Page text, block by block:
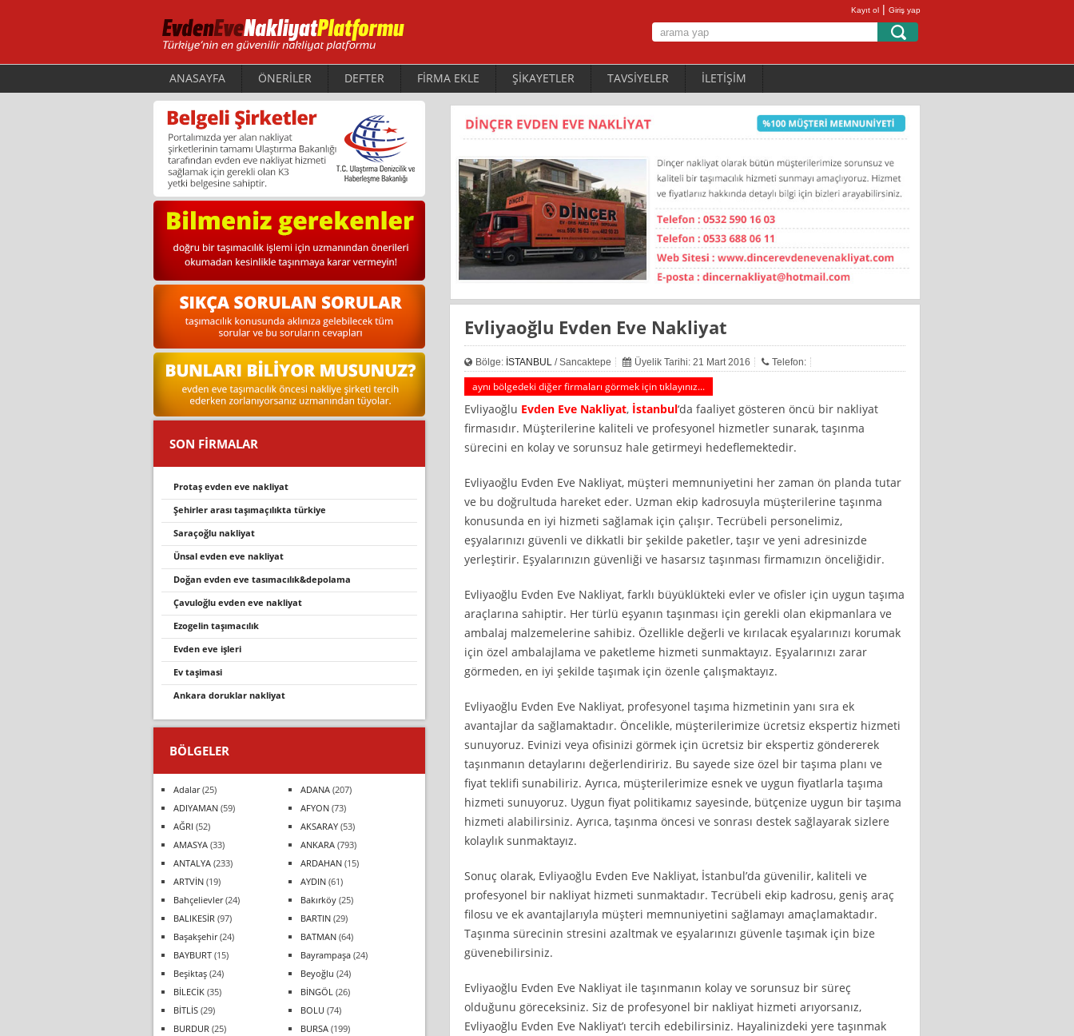
Kayıt ol | Giriş yap
ANASAYFA ÖNERİLER DEFTER FİRMA EKLE ŞİKAYETLER TAVSİYELER İLETİŞİM
Evliyaoğlu Evden Eve Nakliyat
Bölge: İSTANBUL/ Sancaktepe Üyelik Tarihi: 21 Mart 2016 Telefon:
aynı bölgedeki diğer firmaları görmek için tıklayınız...
Evliyaoğlu Evden Eve Nakliyat, İstanbul‘da faaliyet gösteren öncü bir nakliyat
firmasıdır. Müşterilerine kaliteli ve profesyonel hizmetler sunarak, taşınma
sürecini en kolay ve sorunsuz hale getirmeyi hedeflemektedir.
Evliyaoğlu Evden Eve Nakliyat, müşteri memnuniyetini her zaman ön planda tutar
ve bu doğrultuda hareket eder. Uzman ekip kadrosuyla müşterilerine taşınma
konusunda en iyi hizmeti sağlamak için çalışır. Tecrübeli personelimiz,
eşyalarınızı güvenli ve dikkatli bir şekilde paketler, taşır ve yeni adresinizde
yerleştirir. Eşyalarınızın güvenliği ve hasarsız taşınması firmamızın önceliğidir.
Evliyaoğlu Evden Eve Nakliyat, farklı büyüklükteki evler ve ofisler için uygun taşıma
araçlarına sahiptir. Her türlü eşyanın taşınması için gerekli olan ekipmanlara ve
ambalaj malzemelerine sahibiz. Özellikle değerli ve kırılacak eşyalarınızı korumak
için özel ambalajlama ve paketleme hizmeti sunmaktayız. Eşyalarınızı zarar
görmeden, en iyi şekilde taşımak için özenle çalışmaktayız.
Evliyaoğlu Evden Eve Nakliyat, profesyonel taşıma hizmetinin yanı sıra ek
avantajlar da sağlamaktadır. Öncelikle, müşterilerimize ücretsiz ekspertiz hizmeti
sunuyoruz. Evinizi veya ofisinizi görmek için ücretsiz bir ekspertiz göndererek
taşınmanın detaylarını değerlendiririz. Bu sayede size özel bir taşıma planı ve
fiyat teklifi sunabiliriz. Ayrıca, müşterilerimize esnek ve uygun fiyatlarla taşıma
hizmeti sunuyoruz. Uygun fiyat politikamız sayesinde, bütçenize uygun bir taşıma
hizmeti alabilirsiniz. Ayrıca, taşınma öncesi ve sonrası destek sağlayarak sizlere
kolaylık sunmaktayız.
Sonuç olarak, Evliyaoğlu Evden Eve Nakliyat, İstanbul’da güvenilir, kaliteli ve
profesyonel bir nakliyat hizmeti sunmaktadır. Tecrübeli ekip kadrosu, geniş araç
filosu ve ek avantajlarıyla müşteri memnuniyetini sağlamayı amaçlamaktadır.
Taşınma sürecinin stresini azaltmak ve eşyalarınızı güvenle taşımak için bize
güvenebilirsiniz.
Evliyaoğlu Evden Eve Nakliyat ile taşınmanın kolay ve sorunsuz bir süreç
olduğunu göreceksiniz. Siz de profesyonel bir nakliyat hizmeti arıyorsanız,
Evliyaoğlu Evden Eve Nakliyat’ı tercih edebilirsiniz. Hayalinizdeki yere taşınmak
SON FİRMALAR
protaş evden eve nakliyat
şehi̇rler arasi taşimaçilikta türki̇ye
saraçoğlu nakliyat
ünsal evden eve nakliyat
doğan evden eve tasimacilik&depolama
çavuloğlu evden eve nakliyat
ezogelin taşımacılık
evden eve i̇şleri̇
ev taşimasi
ankara doruklar nakliyat
BÖLGELER
Adalar(25) ADANA (207)
ADIYAMAN (59) AFYON (73)
AĞRI (52) AKSARAY (53)
AMASYA (33) ANKARA (793)
ANTALYA (233) ARDAHAN (15)
ARTVİN (19) AYDIN (61)
Bahçelievler(24) Bakırköy (25)
BALIKESİR (97) BARTIN (29)
Başakşehir(24) BATMAN (64)
BAYBURT (15) Bayrampaşa (24)
Beşiktaş (24) Beyoğlu (24)
BİLECİK (35) BİNGÖL (26)
BİTLİS (29) BOLU (74)
BURDUR (25) BURSA (199)